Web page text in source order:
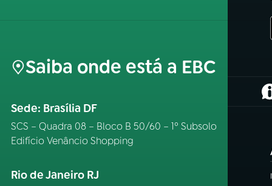
Saiba onde está a EBC
Sede: Brasília DF
SCS – Quadra 08 – Bloco B 50/60 – 1º Subsolo
Edifício Venâncio Shopping
Rio de Janeiro RJ